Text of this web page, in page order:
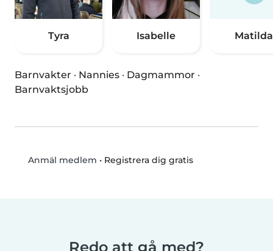
Tyra Isabelle Matilda
Barnvakter · Nannies · Dagmammor ·
Barnvaktsjobb
Anmäl medlem • Registrera dig gratis
Redo att gå med?